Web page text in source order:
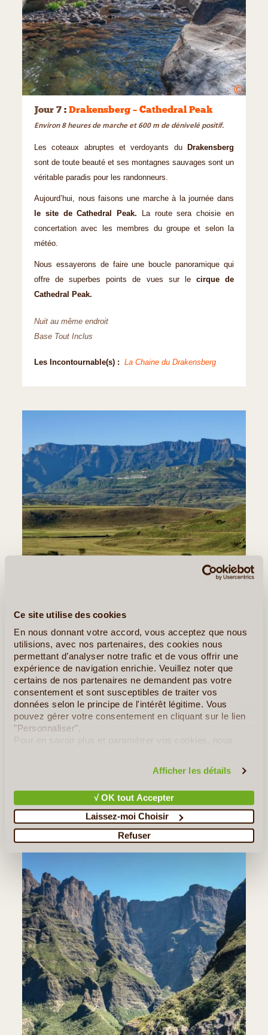
Ce site utilise des cookies
En nous donnant votre accord, vous acceptez que nous
utilisions, avec nos partenaires, des cookies nous
permettant d’analyser notre trafic et de vous offrir une
expérience de navigation enrichie. Veuillez noter que
certains de nos partenaires ne demandent pas votre
consentement et sont susceptibles de traiter vos
données selon le principe de l'intérêt légitime. Vous
pouvez gérer votre consentement en cliquant sur le lien
"Personnaliser".
Pour en savoir plus et paramétrer vos cookies, nous
Afficher les détails
√ OK tout Accepter
Laissez-moi Choisir
Refuser
©
Jour 7 : Drakensberg – Cathedral Peak
Environ 8 heures de marche et 600 m de dénivelé positif.
Les coteaux abruptes et verdoyants du
Drakensberg
sont de toute beauté et ses montagnes sauvages sont un
véritable paradis pour les randonneurs.
Aujourd’hui, nous faisons une marche à la journée dans
le site de Cathedral Peak. La route sera choisie en
concertation avec les membres du groupe et selon la
météo.
Nous essayerons de faire une boucle panoramique qui
offre de superbes points de vues sur le cirque de
Cathedral Peak.
Nuit au même endroit
Base Tout Inclus
Les Incontournable(s) : La Chaine du Drakensberg
©
Jour 8:Drakensberg – Parc du Royal Natal
Marche à la journée dans le secteur duRoyal Natal.
Nous avons d’ici une vue splendide sur ce qui est un des
sites les plus majestueux de cette montagne, le fameux
Amphithéâtre.
Les Incontournable(s) : La Chaine du Drakensberg